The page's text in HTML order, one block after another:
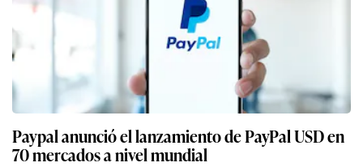
Paypal anunció el lanzamiento de PayPal USD en
70 mercados a nivel mundial